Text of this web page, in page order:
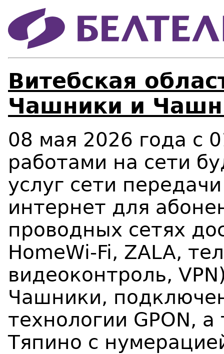
Витебская
Чашники и
08 мая 2026 года c
работами на сети
услуг сети
интернет для
проводных сетях
HomeWi-Fi, ZALA,
видеоконтроль,
Чашники,
технологии GPON, а
Тяпино с